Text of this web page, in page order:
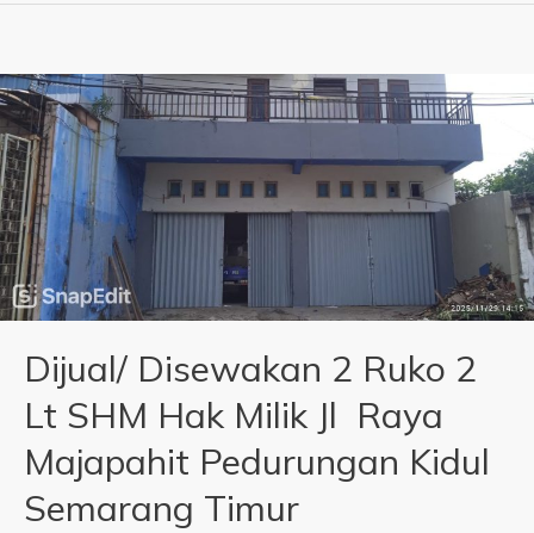
Dijual/ Disewakan 2 Ruko 2
Lt SHM Hak Milik Jl Raya
Majapahit Pedurungan Kidul
Semarang Timur